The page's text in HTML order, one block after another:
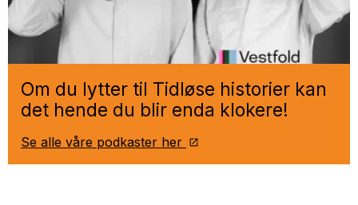
Om du lytter til Tidløse historier kan
det hende du blir enda klokere!
Se alle våre podkaster her